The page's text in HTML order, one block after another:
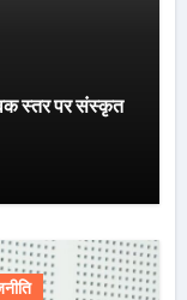
स्तर पर संस्कृत